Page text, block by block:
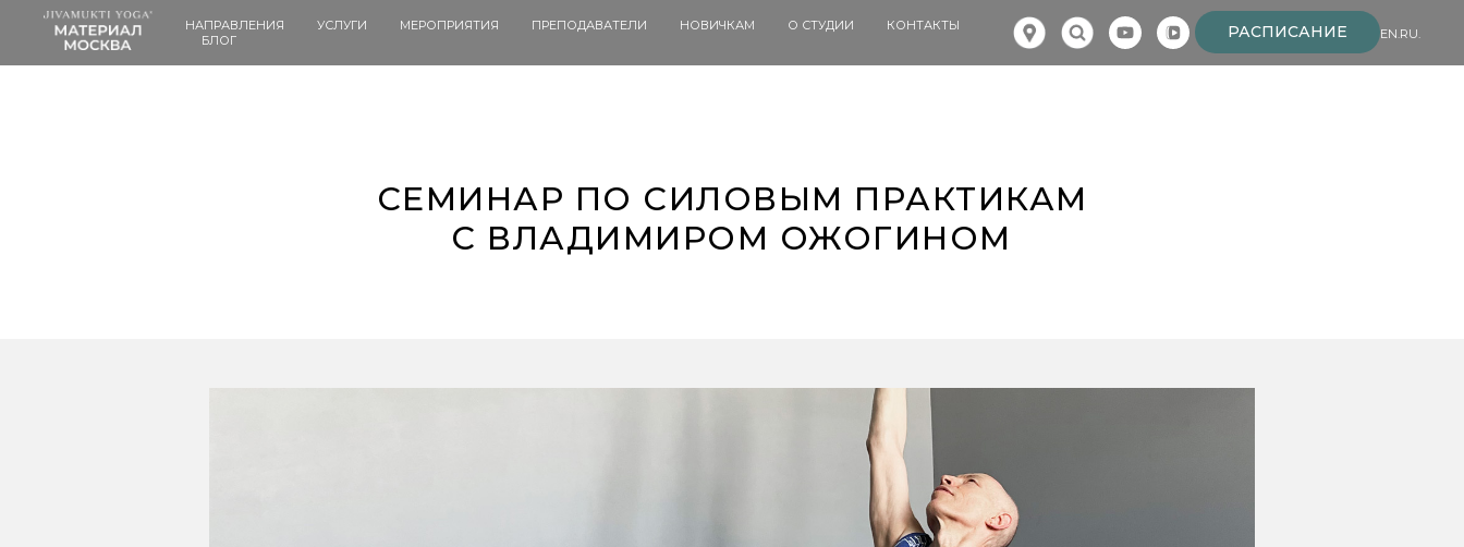
НАПРАВЛЕНИЯ УСЛУГИ МЕРОПРИЯТИЯ ПРЕПОДАВАТЕЛИ НОВИЧКАМ О СТУДИИ
КОНТАКТЫ
БЛОГ
РАСПИСАНИЕ EN.RU.
СЕМИНАР ПО СИЛОВЫМ ПРАКТИКАМ
C ВЛАДИМИРОМ ОЖОГИНОМ